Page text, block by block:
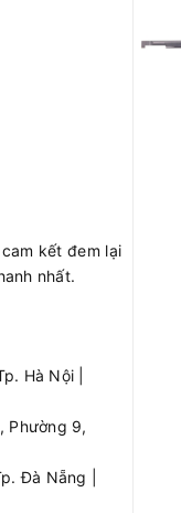
kết đem lại
nhất.
Hà Nội |
Phường 9,
Đà Nẵng |